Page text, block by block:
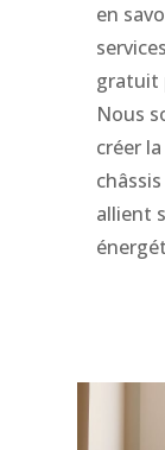
en
gratuit
Nous
créer
allient